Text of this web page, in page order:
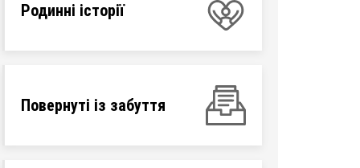
Родинні історії
Повернуті із забуття